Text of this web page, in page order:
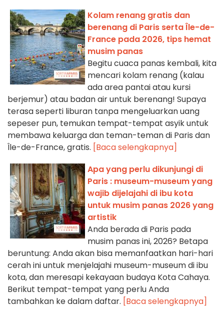
Kolam renang gratis dan
berenang di Paris serta Île-de-
France pada 2026, tips hemat
musim panas
Begitu cuaca panas kembali, kita
mencari kolam renang (kalau
ada area pantai atau kursi
berjemur) atau badan air untuk berenang! Supaya
terasa seperti liburan tanpa mengeluarkan uang
sepeser pun, temukan tempat-tempat asyik untuk
membawa keluarga dan teman-teman di Paris dan
Île-de-France, gratis. [Baca selengkapnya]
Apa yang perlu dikunjungi di
Paris : museum-museum yang
wajib dijelajahi di ibu kota
untuk musim panas 2026 yang
artistik
Anda berada di Paris pada
musim panas ini, 2026? Betapa
beruntung: Anda akan bisa memanfaatkan hari-hari
cerah ini untuk menjelajahi museum-museum di ibu
kota, dan meresapi kekayaan budaya Kota Cahaya.
Berikut tempat-tempat yang perlu Anda
tambahkan ke dalam daftar. [Baca selengkapnya]